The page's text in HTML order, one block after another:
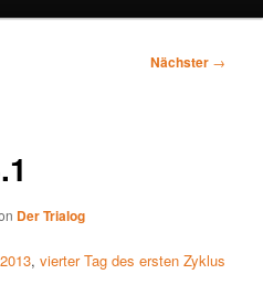
Nächster →
Der Trialog
, vierter Tag des ersten Zyklus